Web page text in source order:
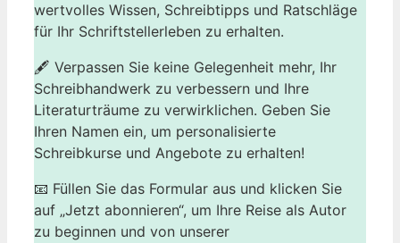
wertvolles Wissen, Schreibtipps und Ratschläge
für Ihr Schriftstellerleben zu erhalten.
🖋️ Verpassen Sie keine Gelegenheit mehr, Ihr
Schreibhandwerk zu verbessern und Ihre
Literaturträume zu verwirklichen. Geben Sie
Ihren Namen ein, um personalisierte
Schreibkurse und Angebote zu erhalten!
📧 Füllen Sie das Formular aus und klicken Sie
auf „Jetzt abonnieren“, um Ihre Reise als Autor
zu beginnen und von unserer